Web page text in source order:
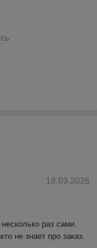
18.03.2026
раз сами.
не знает про заказ.